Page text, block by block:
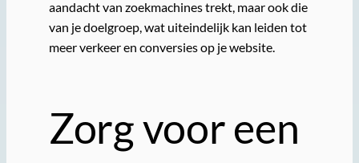
aandacht van zoekmachines trekt, maar ook die
van je doelgroep, wat uiteindelijk kan leiden tot
meer verkeer en conversies op je website.
Zorg voor een